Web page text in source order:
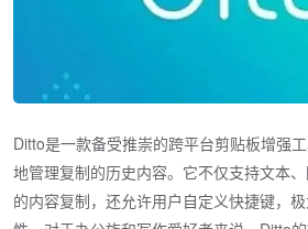
Ditto是一款备受推崇的跨平台剪贴板增强
地管理复制的历史内容。它不仅支持文本
的内容复制，还允许用户自定义快捷键，